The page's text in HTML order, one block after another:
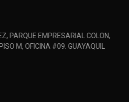
PARQUE EMPRESARIAL COLON,
M, OFICINA #09. GUAYAQUIL